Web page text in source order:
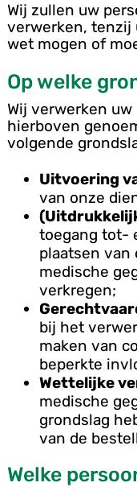
Wij zullen uw
verwerken, tenzij
wet mogen of
Op welke
Wij verwerken
hierboven
volgende
Uitvoering
van onze
toegang tot-
plaatsen
medische
verkregen;
bij het
maken van
beperkte
Wettelijke
medische
grondslag
van de
Welke